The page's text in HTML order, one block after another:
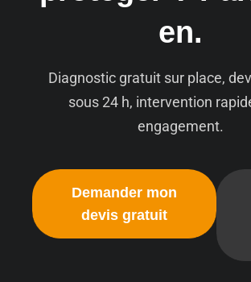
en.
Diagnostic gratuit sur place,
sous 24 h, intervention
engagement.
Demander mon
devis gratuit